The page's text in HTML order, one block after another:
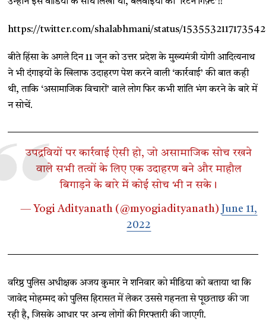
https://twitter.com/shalabhmani/status/
बीते हिंसा के अगले दिन 11 जून को उत्तर प्रदेश के मुख्यमंत्री योगी आदित्यनाथ
ने भी दंगाइयों के खिलाफ उदाहरण पेश करने वाली ‘कार्रवाई’ की बात कही
थी, ताकि ‘असामाजिक विचारों’ वाले लोग फिर कभी शांति भंग करने के बारे में
न सोचें.
उपद्रवियों पर कार्रवाई ऐसी हो, जो असामाजिक सोच रखने
वाले सभी तत्वों के लिए एक उदाहरण बने और माहौल
बिगाड़ने के बारे में कोई सोच भी न सके।
— Yogi Adityanath (@myogiadityanath)
June 11,
2022
वरिष्ठ पुलिस अधीक्षक अजय कुमार ने शनिवार को मीडिया को बताया था कि
जावेद मोहम्मद को पुलिस हिरासत में लेकर उससे गहनता से पूछताछ की जा
रही है, जिसके आधार पर अन्य लोगों की गिरफ्तारी की जाएगी.